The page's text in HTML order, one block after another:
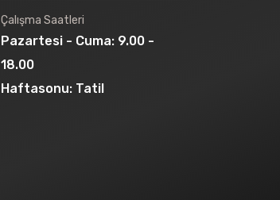
Çalışma Saatleri
Pazartesi - Cuma: 9.00 -
18.00
Haftasonu: Tatil